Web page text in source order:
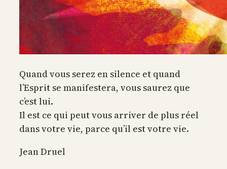
Quand vous serez en silence et quand
l’Esprit se manifestera, vous saurez que
c’est lui.
Il est ce qui peut vous arriver de plus réel
dans votre vie, parce qu’il est votre vie.
Jean Druel